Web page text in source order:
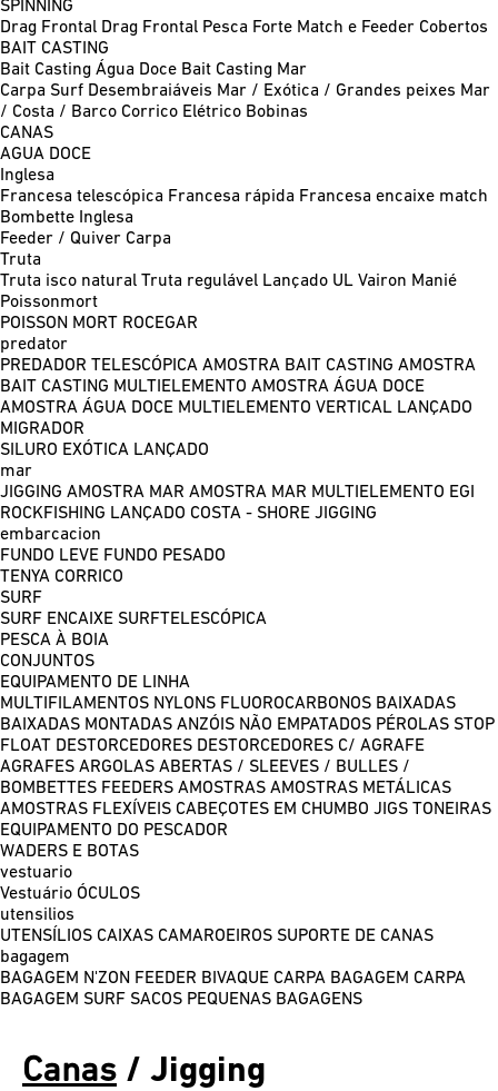
SPINNING
Drag Frontal Drag Frontal Pesca Forte Match e Feeder Cobertos
BAIT CASTING
Bait Casting Água Doce Bait Casting Mar
Carpa Surf Desembraiáveis Mar / Exótica / Grandes peixes Mar
/ Costa / Barco Corrico Elétrico Bobinas
CANAS
AGUA DOCE
Inglesa
Francesa telescópica Francesa rápida Francesa encaixe match
Bombette Inglesa
Feeder / Quiver Carpa
Truta
Truta isco natural Truta regulável Lançado UL Vairon Manié
Poissonmort
POISSON MORT ROCEGAR
predator
PREDADOR TELESCÓPICA AMOSTRA BAIT CASTING AMOSTRA
BAIT CASTING MULTIELEMENTO AMOSTRA ÁGUA DOCE
AMOSTRA ÁGUA DOCE MULTIELEMENTO VERTICAL LANÇADO
MIGRADOR
SILURO EXÓTICA LANÇADO
mar
JIGGING AMOSTRA MAR AMOSTRA MAR MULTIELEMENTO EGI
ROCKFISHING LANÇADO COSTA - SHORE JIGGING
embarcacion
FUNDO LEVE FUNDO PESADO
TENYA CORRICO
SURF
SURF ENCAIXE SURFTELESCÓPICA
PESCA À BOIA
CONJUNTOS
EQUIPAMENTO DE LINHA
MULTIFILAMENTOS NYLONS FLUOROCARBONOS BAIXADAS
BAIXADAS MONTADAS ANZÓIS NÃO EMPATADOS PÉROLAS STOP
FLOAT DESTORCEDORES DESTORCEDORES C/ AGRAFE
AGRAFES ARGOLAS ABERTAS / SLEEVES / BULLES /
BOMBETTES FEEDERS AMOSTRAS AMOSTRAS METÁLICAS
AMOSTRAS FLEXÍVEIS CABEÇOTES EM CHUMBO JIGS TONEIRAS
EQUIPAMENTO DO PESCADOR
WADERS E BOTAS
vestuario
Vestuário ÓCULOS
utensilios
UTENSÍLIOS CAIXAS CAMAROEIROS SUPORTE DE CANAS
bagagem
BAGAGEM N'ZON FEEDER BIVAQUE CARPA BAGAGEM CARPA
BAGAGEM SURF SACOS PEQUENAS BAGAGENS
Canas / Jigging